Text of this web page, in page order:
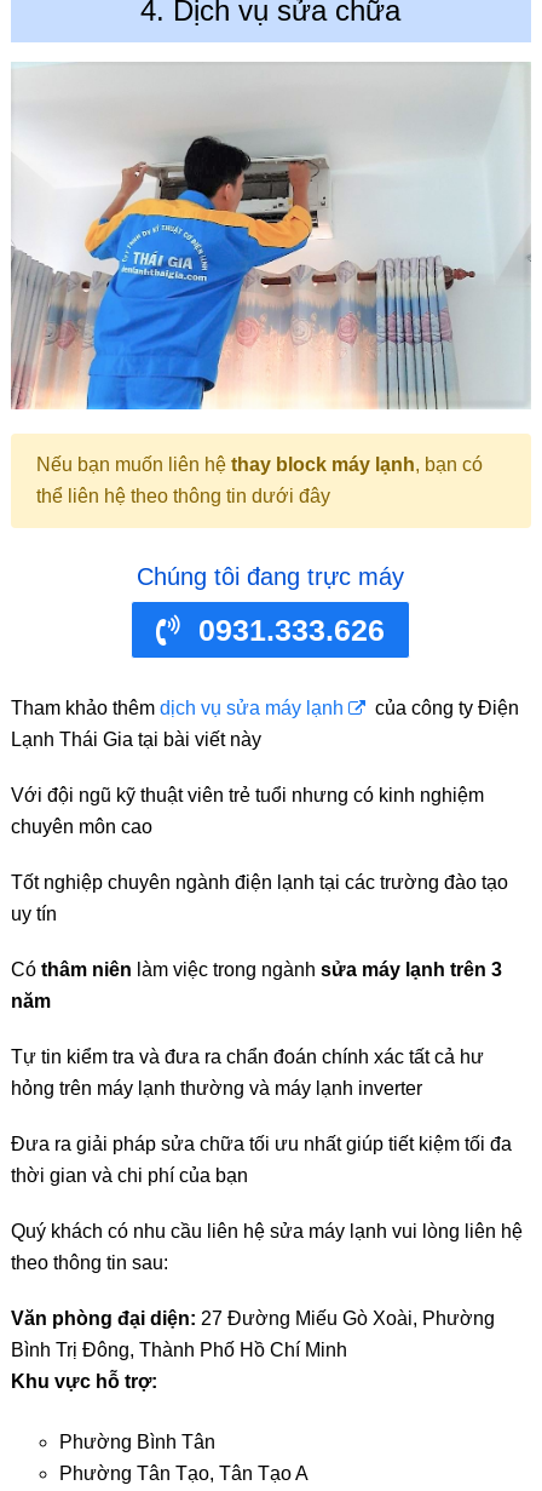
4. Dịch vụ sửa chữa
Nếu bạn muốn liên hệ thay block máy lạnh, bạn có
thể liên hệ theo thông tin dưới đây
Chúng tôi đang trực máy
0931.333.626
Tham khảo thêm dịch vụ sửa máy lạnh
của công ty Điện
Lạnh Thái Gia tại bài viết này
Với đội ngũ kỹ thuật viên trẻ tuổi nhưng có kinh nghiệm
chuyên môn cao
Tốt nghiệp chuyên ngành điện lạnh tại các trường đào tạo
uy tín
Có thâm niên làm việc trong ngành sửa máy lạnh trên 3
năm
Tự tin kiểm tra và đưa ra chẩn đoán chính xác tất cả hư
hỏng trên máy lạnh thường và máy lạnh inverter
Đưa ra giải pháp sửa chữa tối ưu nhất giúp tiết kiệm tối đa
thời gian và chi phí của bạn
Quý khách có nhu cầu liên hệ sửa máy lạnh vui lòng liên hệ
theo thông tin sau:
Văn phòng đại diện: 27 Đường Miếu Gò Xoài, Phường
Bình Trị Đông, Thành Phố Hồ Chí Minh
Khu vực hỗ trợ:
Phường Bình Tân
Phường Tân Tạo, Tân Tạo A